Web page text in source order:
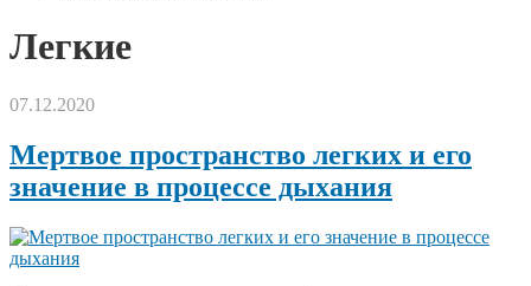
Легкие
07.12.2020
Мертвое пространство легких и его
значение в процессе дыхания